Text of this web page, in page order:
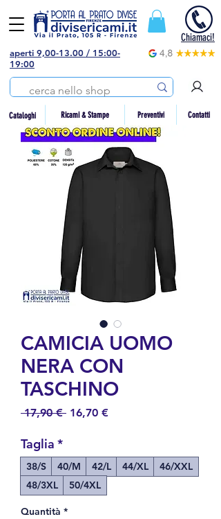
Chiamaci!
aperti 9,00-13.00 / 15:00-
19:00
Cataloghi Ricami & Stampe Preventivi Contatti
CAMICIA UOMO
NERA CON
TASCHINO
17,90 € Prezzo
16,70 €Prezzo
Taglia *
38/S 40/M 42/L 44/XL
46/XXL
48/3XL
50/4XL
Quantità *